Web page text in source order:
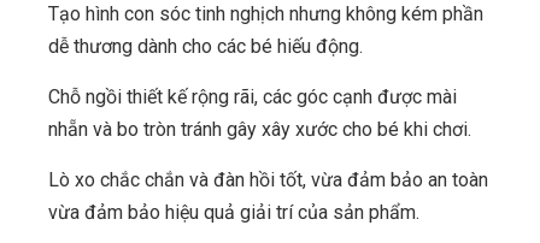
Tạo hình con sóc tinh nghịch nhưng không kém phần
dễ thương dành cho các bé hiếu động.
Chỗ ngồi thiết kế rộng rãi, các góc cạnh được mài
nhẵn và bo tròn tránh gây xây xước cho bé khi chơi.
Lò xo chắc chắn và đàn hồi tốt, vừa đảm bảo an toàn
vừa đảm bảo hiệu quả giải trí của sản phẩm.